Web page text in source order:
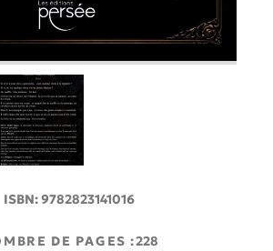
ISBN:9782823141016
DE PAGES :228